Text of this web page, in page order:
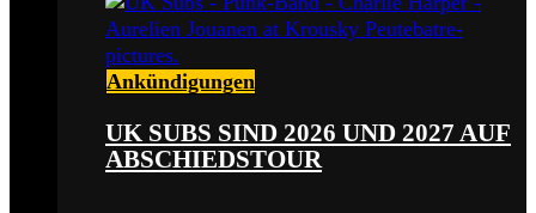
Ankündigungen
UK SUBS SIND 2026 UND 2027 AUF
ABSCHIEDSTOUR